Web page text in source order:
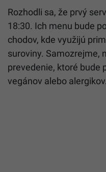
Rozhodli sa, že prvý
18:30. Ich menu bude
chodov, kde využijú
suroviny. Samozrejme,
prevedenie, ktoré bude
vegánov alebo alergikov.